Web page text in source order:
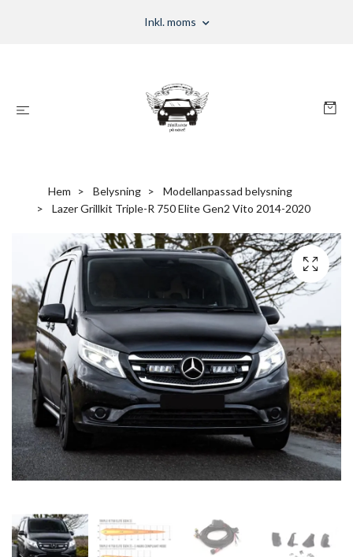
Inkl. moms
Hem Belysning
Modellanpassad belysning
Lazer Grillkit Triple-R 750 Elite Gen2 Vito 2014-2020